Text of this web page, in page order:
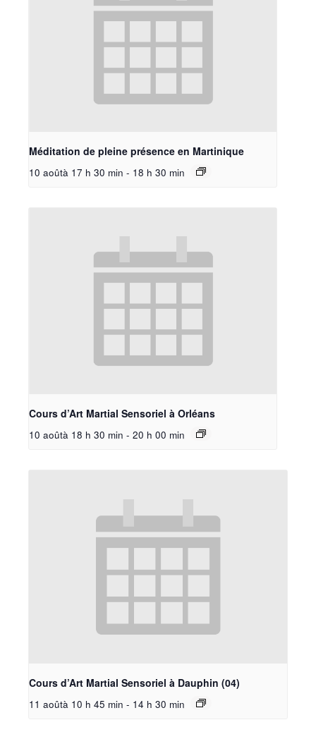
Méditation de pleine présence en Martinique
10 aoûtà 17 h 30 min - 18 h 30 min
Cours d’Art Martial Sensoriel à Orléans
10 aoûtà 18 h 30 min - 20 h 00 min
Cours d’Art Martial Sensoriel à Dauphin (04)
11 aoûtà 10 h 45 min - 14 h 30 min